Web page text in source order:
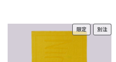
限定 別注